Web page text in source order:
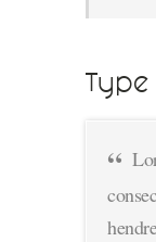
Type